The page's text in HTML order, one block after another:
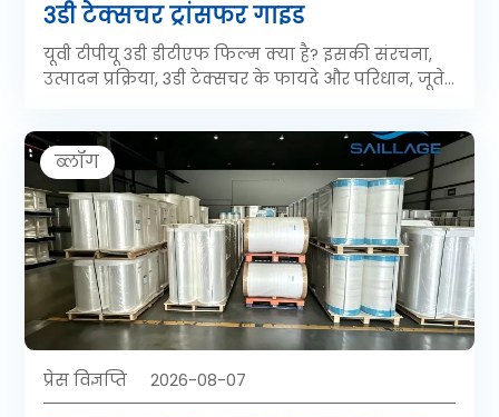
3डी टेक्सचर ट्रांसफर गाइड
यूवी टीपीयू 3डी डीटीएफ फिल्म क्या है? इसकी संरचना,
उत्पादन प्रक्रिया, 3डी टेक्सचर के फायदे और परिधान, जूते,
के बारे में जानें।
ब्लॉग
प्रेस विज्ञप्ति 2026-08-07